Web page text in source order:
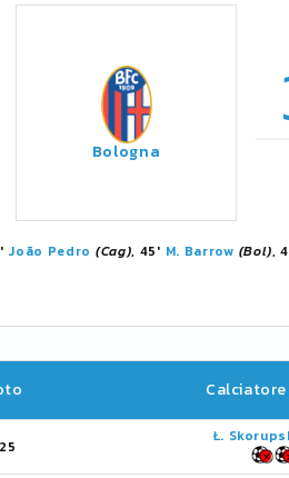
Bologna
João Pedro (Cag), 45' M. Barrow (Bol),
Calciatore
Ł.